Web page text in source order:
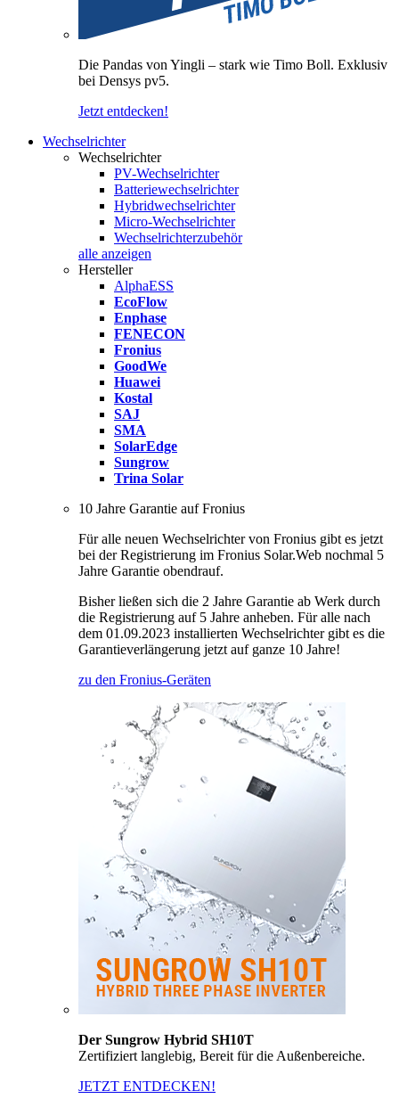
Die Pandas von Yingli – stark wie Timo Boll. Exklusiv
bei Densys pv5.
Jetzt entdecken!
Wechselrichter
Wechselrichter
PV-Wechselrichter
Batteriewechselrichter
Hybridwechselrichter
Micro-Wechselrichter
Wechselrichterzubehör
alle anzeigen
Hersteller
AlphaESS
EcoFlow
Enphase
FENECON
Fronius
GoodWe
Huawei
Kostal
SAJ
SMA
SolarEdge
Sungrow
Trina Solar
10 Jahre Garantie auf Fronius
Für alle neuen Wechselrichter von Fronius gibt es jetzt
bei der Registrierung im Fronius Solar.Web nochmal 5
Jahre Garantie obendrauf.
Bisher ließen sich die 2 Jahre Garantie ab Werk durch
die Registrierung auf 5 Jahre anheben. Für alle nach
dem 01.09.2023 installierten Wechselrichter gibt es die
Garantieverlängerung jetzt auf ganze 10 Jahre!
zu den Fronius-Geräten
Der Sungrow Hybrid SH10T
Zertifiziert langlebig, Bereit für die Außenbereiche.
JETZT ENTDECKEN!